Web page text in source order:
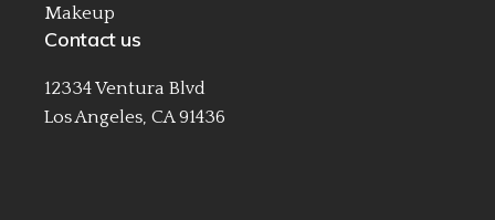
Makeup
Contact us
12334 Ventura Blvd
Los Angeles, CA 91436